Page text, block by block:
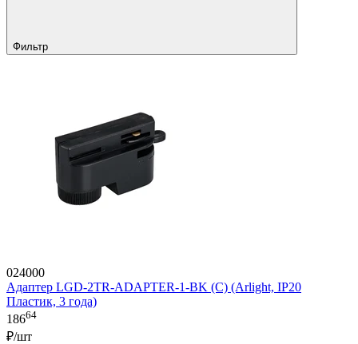
Фильтр
024000
Адаптер LGD-2TR-ADAPTER-1-BK (C) (Arlight, IP20
Пластик, 3 года)
18664
₽/шт